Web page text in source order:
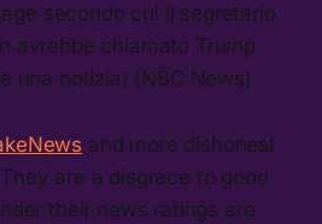
secondo cui il segretario
avrebbe chiamato Trump
è una notizia) (NBC News)
and more dishonest
are a disgrace to good
their news ratings are